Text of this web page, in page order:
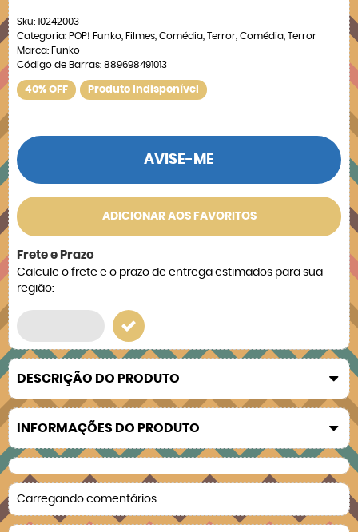
Sku: 10242003
Categoria: POP! Funko Filmes Comédia Terror Comédia
Terror
Marca: Funko
Código de Barras: 889698491013
40% OFF Produto Indisponível
AVISE-ME
ADICIONAR AOS FAVORITOS
Frete e Prazo
Calcule o frete e o prazo de entrega estimados para sua
região:
DESCRIÇÃO DO PRODUTO
INFORMAÇÕES DO PRODUTO
Carregando comentários ...